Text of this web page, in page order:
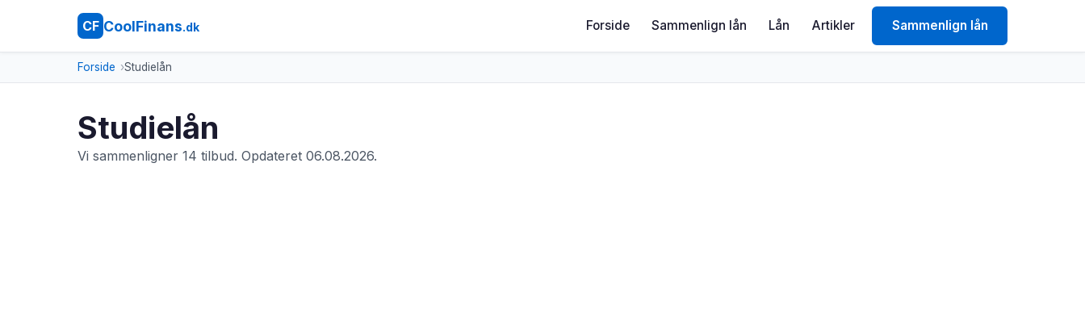
CF CoolFinans.dk Forside Sammenlign lån Lån Artikler Sammenlign lån
Forside Studielån
Studielån
Vi sammenligner 14 tilbud. Opdateret 06.08.2026.